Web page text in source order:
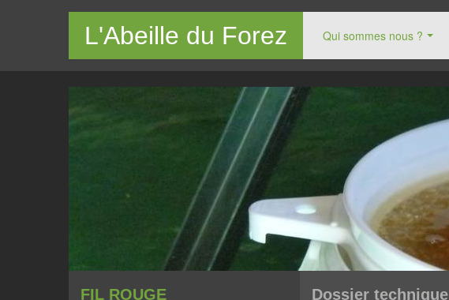
L'Abeille du Forez Qui sommes nous ?
Le site des apiculteurs du Forez
FIL ROUGE Dossier technique